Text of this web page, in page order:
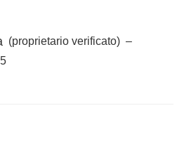
(proprietario verificato) –